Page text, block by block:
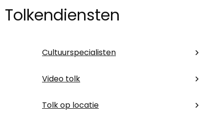
Tolkendiensten
Cultuurspecialisten
Video tolk
Tolk op locatie